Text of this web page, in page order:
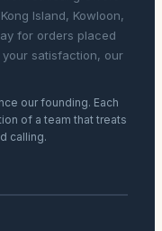
Island, Kowloon,
for orders placed
your satisfaction, our
our founding. Each
of a team that treats
calling.